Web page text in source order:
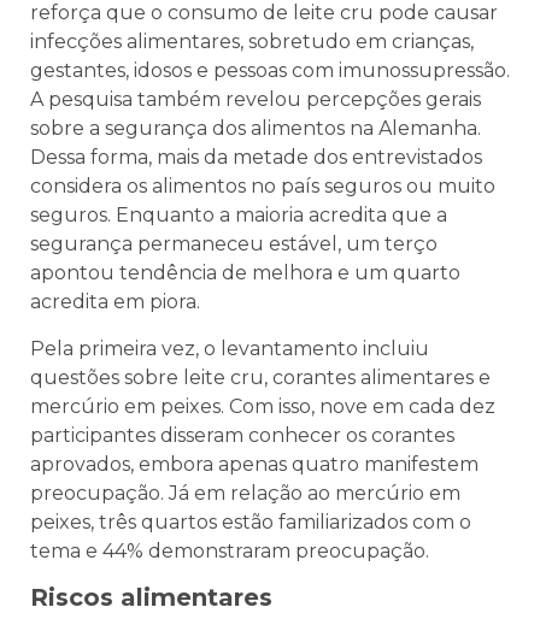
reforça que o consumo de leite cru pode causar
infecções alimentares, sobretudo em crianças,
gestantes, idosos e pessoas com imunossupressão.
A pesquisa também revelou percepções gerais
sobre a segurança dos alimentos na Alemanha.
Dessa forma, mais da metade dos entrevistados
considera os alimentos no país seguros ou muito
seguros. Enquanto a maioria acredita que a
segurança permaneceu estável, um terço
apontou tendência de melhora e um quarto
acredita em piora.
Pela primeira vez, o levantamento incluiu
questões sobre leite cru, corantes alimentares e
mercúrio em peixes. Com isso, nove em cada dez
participantes disseram conhecer os corantes
aprovados, embora apenas quatro manifestem
preocupação. Já em relação ao mercúrio em
peixes, três quartos estão familiarizados com o
tema e 44% demonstraram preocupação.
Riscos alimentares